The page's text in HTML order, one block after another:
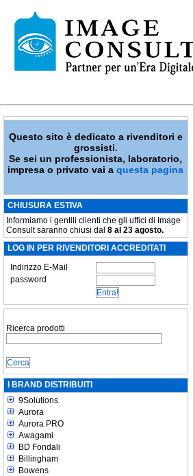
Questo sito è dedicato a rivenditori e
grossisti.
Se sei un professionista, laboratorio,
impresa o privato vai aquesta pagina
CHIUSURA ESTIVA
Informiamo i gentili clienti che gli uffici di Image
Consult saranno chiusi dal 8 al 23 agosto.
LOG IN PER RIVENDITORI ACCREDITATI
Indirizzo E-Mail
password
Ricerca prodotti
I BRAND DISTRIBUITI
9Solutions
Aurora
Aurora PRO
Awagami
BD Fondali
Billingham
Bowens